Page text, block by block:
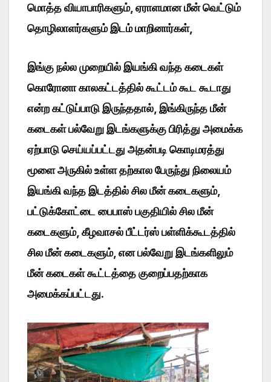
மொத்த வியாபாரிகளும், ஏராளமான மீன் வெட்டும்
தொழிலாளர்களும் இடம் மாறினார்கள்,
இங்கு நல்ல முறையில் இயங்கி வந்த கடைகள்
கொரோனா காலகட்டத்தில் கூட்டம் கூட கூடாது
என்ற கட்டுப்பாடு இருந்ததால், இங்கிருந்த மீன்
கடைகள் பல்வேறு இடங்களுக்கு பிரித்து அமைக்க
ஏற்பாடு செய்யப்பட்டது அதன்படி கொடிமரத்து
மூளை அருகில் உள்ள தற்கால பேருந்து நிலையம்
இயங்கி வந்த இடத்தில் சில மீன் கடைகளும்,
பட்டுக்கோட்டை பைபாஸ் பகுதியில் சில மீன்
கடைகளும், கீழவாசல் பீட்டர்ஸ் பள்ளிக்கூடத்தில்
சில மீன் கடைகளும், என பல்வேறு இடங்களிலும்
மீன் கடைகள் கூட்டத்தை குறைப்பதற்காக
அமைக்கப்பட்டது.